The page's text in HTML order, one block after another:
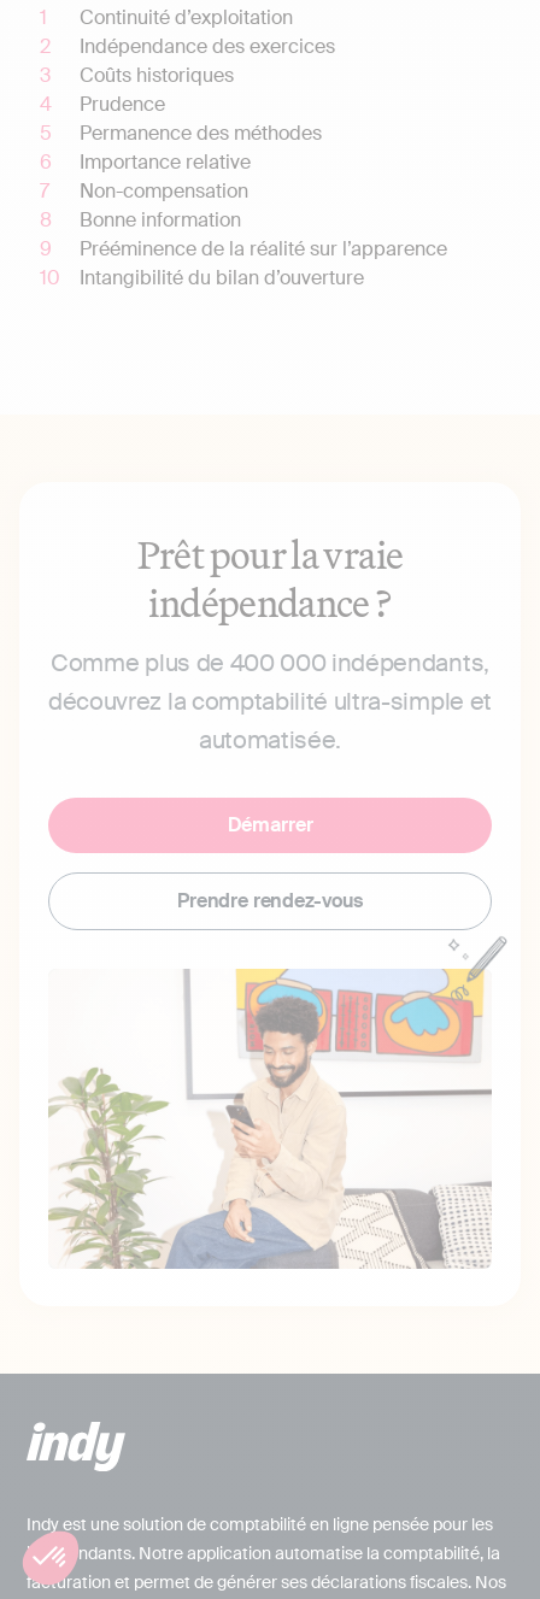
Continuité d’exploitation
Indépendance des exercices
Coûts historiques
Prudence
Permanence des méthodes
Importance relative
Non-compensation
Bonne information
Prééminence de la réalité sur l’apparence
Intangibilité du bilan d’ouverture
Prêt pour la vraie
indépendance ?
Comme plus de 400 000 indépendants,
découvrez la comptabilité ultra-simple et
automatisée.
Démarrer
Prendre rendez-vous
Indy est une solution de comptabilité en ligne pensée pour les
indépendants. Notre application automatise la comptabilité, la
facturation et permet de générer ses déclarations fiscales. Nos